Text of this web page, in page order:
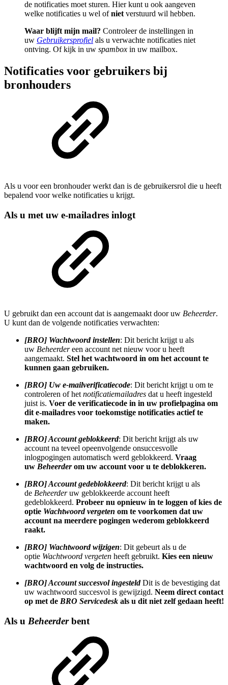
de notificaties moet sturen. Hier kunt u ook aangeven
welke notificaties u wel ofniet verstuurd wil hebben.
Waar blijft mijn mail? Controleer de instellingen in
uw Gebruikersprofiel als u verwachte notificaties niet
ontving. Of kijk in uw spambox in uw mailbox.
Notificaties voor gebruikers bij
bronhouders
Als u voor een bronhouder werkt dan is de gebruikersrol die u heeft
bepalend voor welke notificaties u krijgt.
Als u met uw e-mailadres inlogt
U gebruikt dan een account dat is aangemaakt door uw Beheerder.
U kunt dan de volgende notificaties verwachten:
[BRO] Wachtwoord instellen: Dit bericht krijgt u als
uw Beheerdereen account net nieuw voor u heeft
aangemaakt. Stel het wachtwoord in om het account te
kunnen gaan gebruiken.
[BRO] Uw e-mailverificatiecode: Dit bericht krijgt u om te
controleren of hetnotificatiemailadres dat u heeft ingesteld
juist is. Voer de verificatiecode in in uw profielpagina om
dit e-mailadres voor toekomstige notificaties actief te
maken.
[BRO] Account geblokkeerd: Dit bericht krijgt als uw
account na teveel opeenvolgende onsuccesvolle
inlogpogingen automatisch werd geblokkeerd. Vraag
uw Beheerder om uw account voor u te deblokkeren.
[BRO] Account gedeblokkeerd: Dit bericht krijgt u als
de Beheerderuw geblokkeerde account heeft
gedeblokkeerd. Probeer nu opnieuw in te loggen of kies de
optie Wachtwoord vergeten om te voorkomen dat uw
account na meerdere pogingen wederom geblokkeerd
raakt.
[BRO] Wachtwoord wijzigen: Dit gebeurt als u de
optie Wachtwoord vergeten heeft gebruikt. Kies een nieuw
wachtwoord en volg de instructies.
[BRO] Account succesvol ingesteldDit is de bevestiging dat
uw wachtwoord succesvol is gewijzigd. Neem direct contact
op met de BRO Servicedesk als u dit niet zelf gedaan heeft!
Als u Beheerderbent